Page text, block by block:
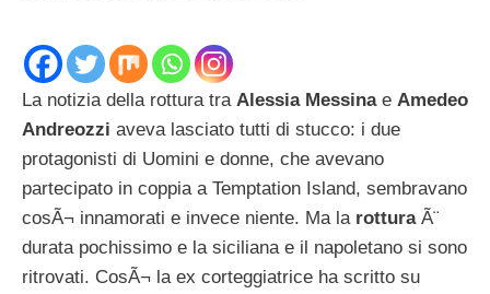
La notizia della rottura tra Alessia Messinae Amedeo
Andreozzi aveva lasciato tutti di stucco: i due
protagonisti di Uomini e donne, che avevano
partecipato in coppia a Temptation Island, sembravano
cosÃ¬ innamorati e invece niente. Ma la rotturaÃ¨
durata pochissimo e la siciliana e il napoletano si sono
ritrovati. CosÃ¬ la ex corteggiatrice ha scritto su